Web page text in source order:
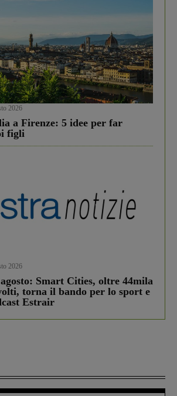
2026
a Firenze: 5 idee per far
figli
2026
Smart Cities, oltre 44mila
torna il bando per lo sport e
Estrair